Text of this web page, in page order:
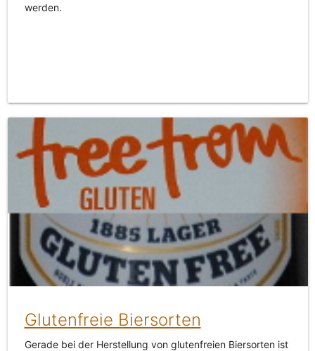
werden.
Glutenfreie Biersorten
Gerade bei der Herstellung von glutenfreien Biersorten ist